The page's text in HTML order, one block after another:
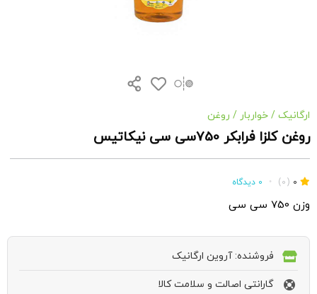
ارگانیک / خواربار / روغن
روغن کلزا فرابکر 750سی سی نیکاتیس
0
(0)
• 0 دیدگاه
وزن 750 سی سی
فروشنده: آروین ارگانیک
گارانتی اصالت و سلامت کالا